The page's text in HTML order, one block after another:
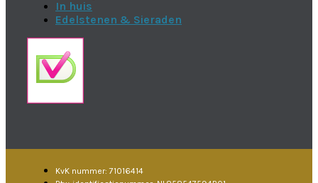
In huis
Edelstenen & Sieraden
KvK nummer: 71016414